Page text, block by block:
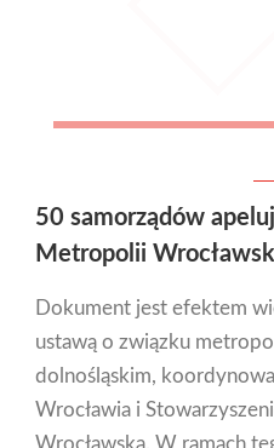
50 samorządów
Metropolii
Dokument jest efektem
ustawą o związku
dolnośląskim,
Wrocławia i